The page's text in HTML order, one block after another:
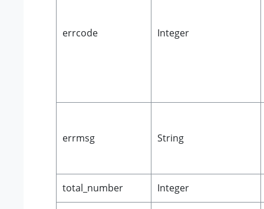
errcode Integer
errmsg String
total_number Integer